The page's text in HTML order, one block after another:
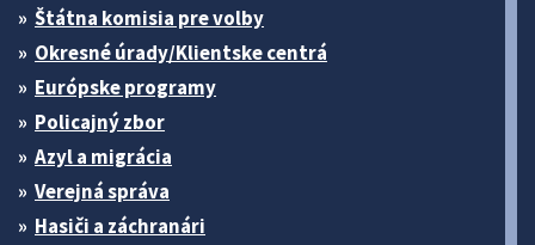
Štátna komisia pre volby
Okresné úrady/Klientske centrá
Európske programy
Policajný zbor
Azyl a migrácia
Verejná správa
Hasiči a záchranári